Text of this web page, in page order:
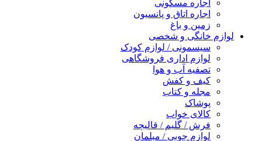
اجاره مسکونی
اجاره اتاق و پانسیون
زمین و باغ
لوازم خانگی و شخصی
سیسمونی / لوازم کودک
لوازم اداری فروشگاهی
تصفیه آب و هوا
کیف و کفش
مجله و کتاب
پوشاک
کالای خواب
فرش / گلیم / قالیچه
لوازم چوبی / مبلمان